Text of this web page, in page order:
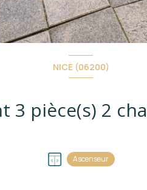
NICE (06200)
Ascenseur